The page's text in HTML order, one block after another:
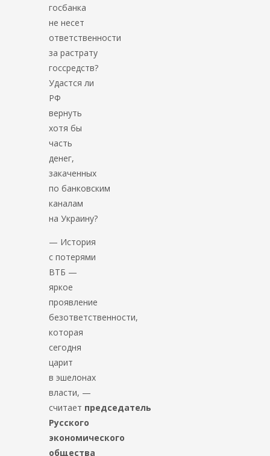
госбанка
не несет
ответственности
за растрату
госсредств?
Удастся ли
РФ
вернуть
хотя бы
часть
денег,
закаченных
по банковским
каналам
на Украину?
— История
с потерями
ВТБ —
яркое
проявление
безответственности,
которая
сегодня
царит
в эшелонах
власти, —
считает председатель
Русского
экономического
общества